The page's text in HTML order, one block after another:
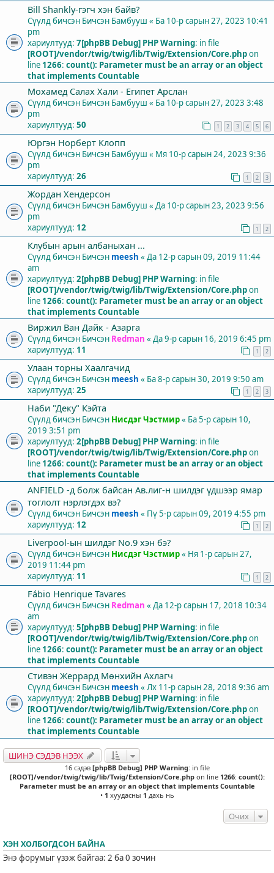
Bill Shankly-гэгч хэн байв?
Сүүлд бичсэн Бичсэн Бамбууш « Ба 10-р сарын 27, 2023 10:41
pm
хариултууд: 7[phpBB Debug] PHP Warning: in file
[ROOT]/vendor/twig/twig/lib/Twig/Extension/Core.phpon
line 1266: count(): Parameter must be an array or an object
that implements Countable
Мохамед Салах Хали - Египет Арслан
Сүүлд бичсэн Бичсэн Бамбууш « Ба 10-р сарын 27, 2023 3:48
pm
хариултууд: 50 1 2 3 4 5 6
Юргэн Норберт Клопп
Сүүлд бичсэн Бичсэн Бамбууш « Мя 10-р сарын 24, 2023 9:36
pm
хариултууд: 26 1 2 3
Жордан Хендерсон
Сүүлд бичсэн Бичсэн Бамбууш « Да 10-р сарын 23, 2023 9:56
pm
хариултууд: 12 1 2
Клубын арын албаныхан ...
Сүүлд бичсэн Бичсэн meesh « Да 12-р сарын 09, 2019 11:44
am
хариултууд: 2[phpBB Debug] PHP Warning: in file
[ROOT]/vendor/twig/twig/lib/Twig/Extension/Core.phpon
line 1266: count(): Parameter must be an array or an object
that implements Countable
Виржил Ван Дайк - Азарга
Сүүлд бичсэн Бичсэн Redman « Да 9-р сарын 16, 2019 6:45 pm
хариултууд: 11 1 2
Улаан торны Хаалгачид
Сүүлд бичсэн Бичсэн meesh « Ба 8-р сарын 30, 2019 9:50 am
хариултууд: 25 1 2 3
Наби "Деку" Кэйта
Сүүлд бичсэн Бичсэн Нисдэг Чэстмир« Ба 5-р сарын 10,
2019 3:51 pm
хариултууд: 2[phpBB Debug] PHP Warning: in file
[ROOT]/vendor/twig/twig/lib/Twig/Extension/Core.phpon
line 1266: count(): Parameter must be an array or an object
that implements Countable
ANFIELD -д болж байсан Ав.лиг-н шилдэг үдшээр ямар
тоглолт нэрлэгдэх вэ?
Сүүлд бичсэн Бичсэн meesh « Пү 5-р сарын 09, 2019 4:55 pm
хариултууд: 12 1 2
Liverpool-ын шилдэг No.9 хэн бэ?
Сүүлд бичсэн Бичсэн Нисдэг Чэстмир« Ня 1-р сарын 27,
2019 11:44 pm
хариултууд: 11 1 2
Fábio Henrique Tavares
Сүүлд бичсэн Бичсэн Redman « Да 12-р сарын 17, 2018 10:34
am
хариултууд: 5[phpBB Debug] PHP Warning: in file
[ROOT]/vendor/twig/twig/lib/Twig/Extension/Core.phpon
line 1266: count(): Parameter must be an array or an object
that implements Countable
Стивэн Жеррард Мөнхийн Ахлагч
Сүүлд бичсэн Бичсэн meesh « Лх 11-р сарын 28, 2018 9:36 am
хариултууд: 2[phpBB Debug] PHP Warning: in file
[ROOT]/vendor/twig/twig/lib/Twig/Extension/Core.phpon
line 1266: count(): Parameter must be an array or an object
that implements Countable
ШИНЭ СЭДЭВ НЭЭХ
16 сэдэв [phpBB Debug] PHP Warning: in file
[ROOT]/vendor/twig/twig/lib/Twig/Extension/Core.phpon line 1266: count():
Parameter must be an array or an object that implements Countable
• 1 хуудасны 1 дахь нь
Очих
ХЭН ХОЛБОГДСОН БАЙНА
Энэ форумыг үзэж байгаа: 2 ба 0 зочин